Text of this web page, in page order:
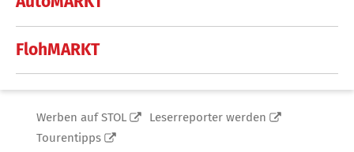
FlohMARKT
Werben auf STOL
Leserreporter werden
Tourentipps